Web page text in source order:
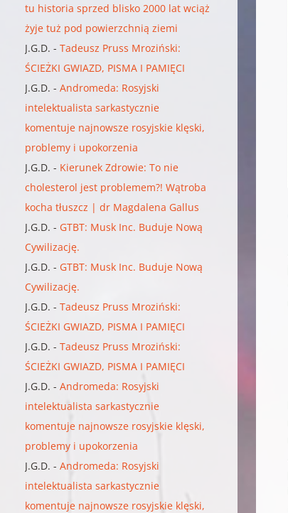
tu historia sprzed blisko 2000 lat wciąż
żyje tuż pod powierzchnią ziemi
J.G.D. -Tadeusz Pruss Mroziński:
ŚCIEŻKI GWIAZD, PISMA I PAMIĘCI
J.G.D. -Andromeda: Rosyjski
intelektualista sarkastycznie
komentuje najnowsze rosyjskie klęski,
problemy i upokorzenia
J.G.D. - Kierunek Zdrowie: To nie
cholesterol jest problemem?! Wątroba
kocha tłuszcz | dr Magdalena Gallus
J.G.D. - GTBT: Musk Inc. Buduje Nową
Cywilizację.
J.G.D. - GTBT: Musk Inc. Buduje Nową
Cywilizację.
J.G.D. -Tadeusz Pruss Mroziński:
ŚCIEŻKI GWIAZD, PISMA I PAMIĘCI
J.G.D. -Tadeusz Pruss Mroziński:
ŚCIEŻKI GWIAZD, PISMA I PAMIĘCI
J.G.D. -Andromeda: Rosyjski
intelektualista sarkastycznie
komentuje najnowsze rosyjskie klęski,
problemy i upokorzenia
J.G.D. -Andromeda: Rosyjski
intelektualista sarkastycznie
komentuje najnowsze rosyjskie klęski,